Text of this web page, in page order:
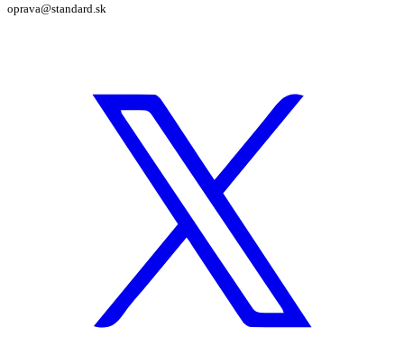
oprava@standard.sk